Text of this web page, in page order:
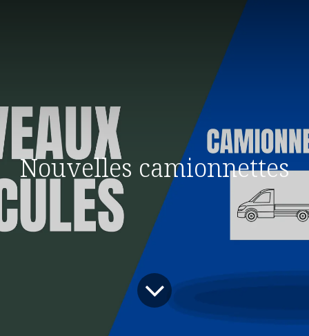
Nouvelles camionnettes